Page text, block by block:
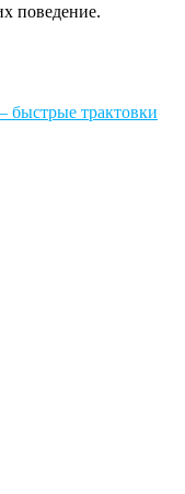
поведение.
быстрые трактовки